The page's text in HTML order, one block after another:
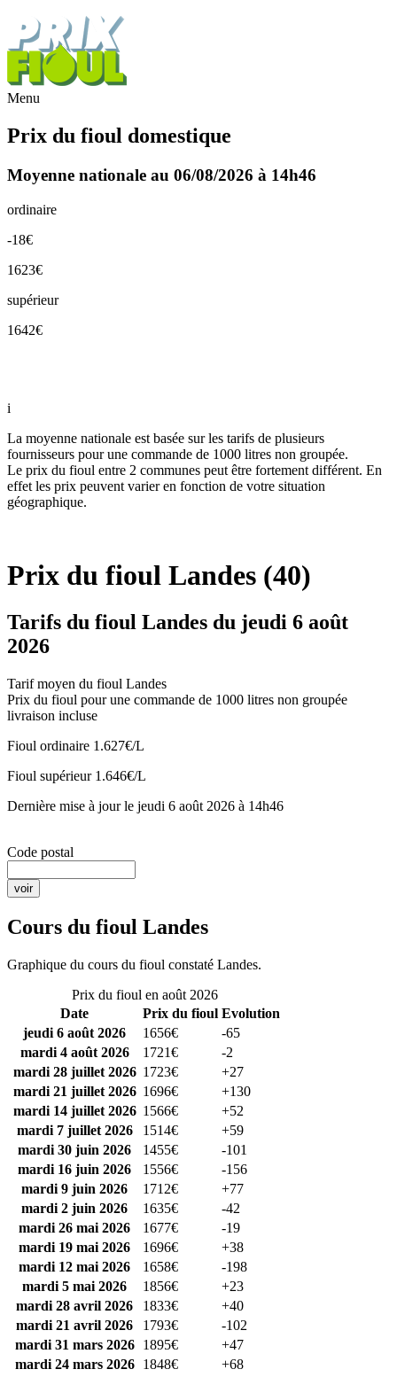
Menu
Prix du fioul domestique
Moyenne nationale au 06/08/2026 à 14h46
ordinaire
-18€
1623€
supérieur
1642€
i
La moyenne nationale est basée sur les tarifs de plusieurs
fournisseurs pour une commande de 1000 litres non groupée.
Le prix du fioul entre 2 communes peut être fortement différent. En
effet les prix peuvent varier en fonction de votre situation
géographique.
Prix du fioul Landes (40)
Tarifs du fioul Landes du jeudi 6 août
2026
Tarif moyen du fioul Landes
Prix du fioul pour une commande de 1000 litres non groupée
livraison incluse
Fioul ordinaire 1.627€/L
Fioul supérieur 1.646€/L
Dernière mise à jour le jeudi 6 août 2026 à 14h46
Code postal
Cours du fioul Landes
Graphique du cours du fioul constaté Landes.
Prix du fioul en août 2026
Date
Prix du fioul Evolution
jeudi 6 août 2026
1656€
-65
mardi 4 août 2026
1721€
-2
mardi 28 juillet 2026 1723€
+27
mardi 21 juillet 2026 1696€
+130
mardi 14 juillet 2026 1566€
+52
mardi 7 juillet 2026
1514€
+59
mardi 30 juin 2026
1455€
-101
mardi 16 juin 2026
1556€
-156
mardi 9 juin 2026
1712€
+77
mardi 2 juin 2026
1635€
-42
mardi 26 mai 2026
1677€
-19
mardi 19 mai 2026
1696€
+38
mardi 12 mai 2026
1658€
-198
mardi 5 mai 2026
1856€
+23
mardi 28 avril 2026
1833€
+40
mardi 21 avril 2026
1793€
-102
mardi 31 mars 2026
1895€
+47
mardi 24 mars 2026
1848€
+68